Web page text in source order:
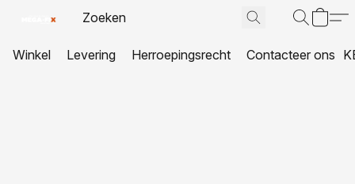
Winkel Levering Herroepingsrecht Contacteer ons